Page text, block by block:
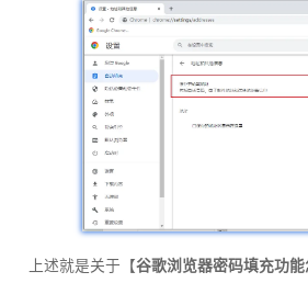
上述就是关于【谷歌浏览器密码填充功